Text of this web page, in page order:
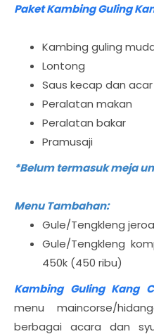
Paket Kambing Guling
Kambing guling
Lontong
Saus kecap dan acar
Peralatan makan
Peralatan bakar
Pramusaji
*Belum termasuk meja
Menu Tambahan:
Gule/Tengkleng
Gule/Tengkleng
450k (450 ribu)
Kambing Guling Kang
menu maincorse/
berbagai acara dan